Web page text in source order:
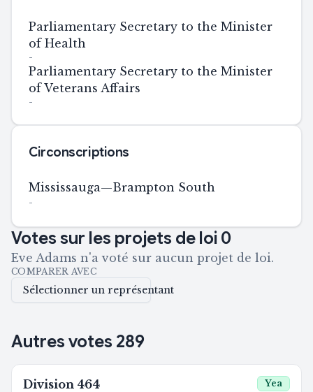
Parliamentary Secretary to the Minister
of Health
-
Parliamentary Secretary to the Minister
of Veterans Affairs
-
Circonscriptions
Mississauga—Brampton South
-
Votes sur les projets de loi 0
Eve Adams n'a voté sur aucun projet de loi.
COMPARER AVEC
Sélectionner un représentant
Autres votes 289
Division 464 Yea